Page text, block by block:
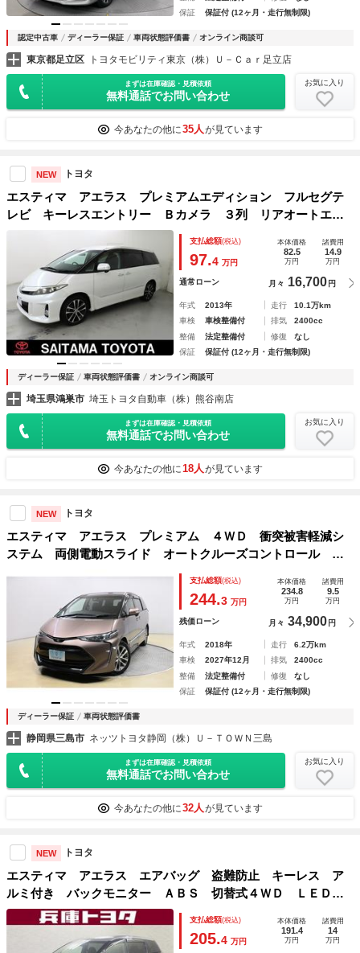
保証
保証付 (12ヶ月・走行無制限)
認定中古車 ディーラー保証 車両状態評価書 オンライン商談可
東京都足立区 トヨタモビリティ東京（株）Ｕ－Ｃａｒ足立店
まずは在庫確認・見積依頼
無料通話でお問い合わせ
お気に入り
今あなたの他に35人が見ています
NEW トヨタ
エスティマ アエラス プレミアムエディション フルセグテ
レビ キーレスエントリー Ｂカメラ ３列 リアオートエア
コン 切替４ＷＤ ＤＶＤ クルーズコントロール パワーウ
インドウ 盗難防止装置 ＡＢＳ ＨＤＤナビ スマートキ
ー ワンオーナー ＥＴＣ
支払総額(税込)
97.4 万円
本体価格
82.5
万円
諸費用
14.9
万円
通常ローン 月々 16,700 円
年式 2013年 走行
10.1万km
車検
車検整備付 排気
2400cc
整備
法定整備付 修復
なし
保証
保証付 (12ヶ月・走行無制限)
ディーラー保証 車両状態評価書 オンライン商談可
埼玉県鴻巣市 埼玉トヨタ自動車（株）熊谷南店
まずは在庫確認・見積依頼
無料通話でお問い合わせ
お気に入り
今あなたの他に18人が見ています
NEW トヨタ
エスティマ アエラス プレミアム ４ＷＤ 衝突被害軽減シ
ステム 両側電動スライド オートクルーズコントロール Ｌ
ＥＤヘッドランプ １００Ｖ電源 メモリーナビ 後席モニタ
ー バックカメラ ＥＴＣ フルセグ ＤＶＤ再生 ＣＤ ス
マートキー
支払総額(税込)
244.3 万円
本体価格
234.8
万円
諸費用
9.5
万円
残価ローン 月々 34,900 円
年式 2018年 走行
6.2万km
車検
2027年12月 排気
2400cc
整備
法定整備付 修復
なし
保証
保証付 (12ヶ月・走行無制限)
ディーラー保証 車両状態評価書
静岡県三島市 ネッツトヨタ静岡（株）Ｕ－ＴＯＷＮ三島
まずは在庫確認・見積依頼
無料通話でお問い合わせ
お気に入り
今あなたの他に32人が見ています
NEW トヨタ
エスティマ アエラス エアバッグ 盗難防止 キーレス ア
ルミ付き バックモニター ＡＢＳ 切替式４ＷＤ ＬＥＤヘ
ッドランプ ＰＳ ナビＴＶ スマートキー＆プッシュスター
ト ウォークスルー ＤＶＤ再生 クルーズコントロール
支払総額(税込)
205.4 万円
本体価格
191.4
万円
諸費用
14
万円